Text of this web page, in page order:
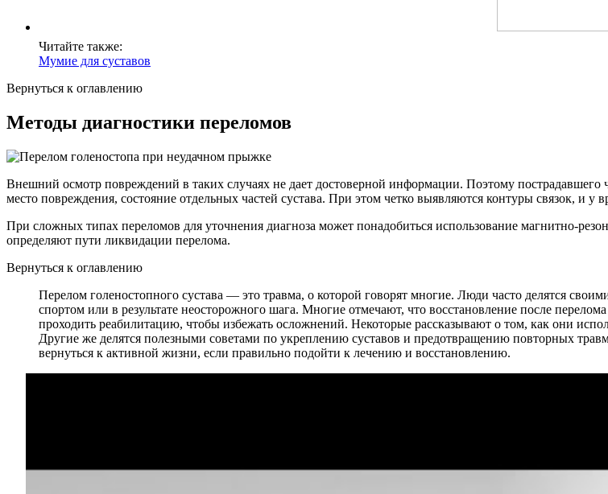
Читайте также:
Мумие для суставов
Вернуться к оглавлению
Методы диагностики переломов
Внешний осмотр повреждений в таких случаях не дает достоверной информации. Поэтому пострадавшего
место повреждения, состояние отдельных частей сустава. При этом четко выявляются контуры связок, и у
При сложных типах переломов для уточнения диагноза может понадобиться использование магнитно-
определяют пути ликвидации перелома.
Вернуться к оглавлению
Перелом голеностопного сустава — это травма, о которой говорят многие. Люди часто делятся
спортом или в результате неосторожного шага. Многие отмечают, что восстановление после
проходить реабилитацию, чтобы избежать осложнений. Некоторые рассказывают о том, как они
Другие же делятся полезными советами по укреплению суставов и предотвращению повторных
вернуться к активной жизни, если правильно подойти к лечению и восстановлению.